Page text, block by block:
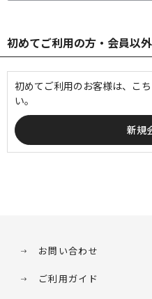
初めてご利用の方・会員以
初めてご利用のお客様は、こ
い。
お問い合わせ
ご利用ガイド